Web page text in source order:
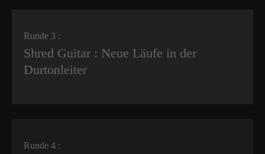
Runde 3 :
Shred Guitar : Neue Läufe in der
Durtonleiter
Runde 4 :